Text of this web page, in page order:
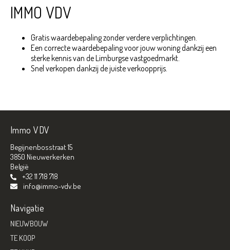
IMMO VDV
Gratis waardebepaling zonder verdere verplichtingen.
Een correcte waardebepaling voor jouw woning dankzij een
sterke kennis van de Limburgse vastgoedmarkt.
Snel verkopen dankzij de juiste verkoopprijs.
Immo VDV
Begijnenbosstraat 15
3850 Nieuwerkerken
België
+32 11 718 718
info@immo-vdv.be
Navigatie
NIEUWBOUW
TE KOOP